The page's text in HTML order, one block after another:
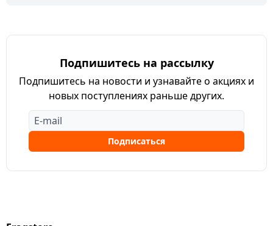
Подпишитесь на рассылку
Подпишитесь на новости и узнавайте о акциях и
новых поступлениях раньше других.
Подписаться